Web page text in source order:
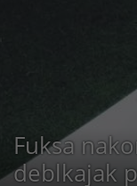
Fuksa
deblkajak